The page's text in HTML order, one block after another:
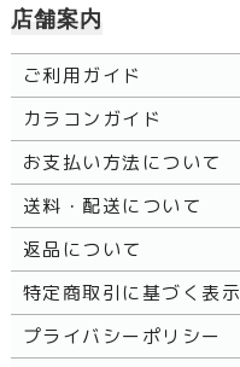
店舗案内
ご利用ガイド
カラコンガイド
お支払い方法について
送料・配送について
返品について
特定商取引に基づく表示
プライバシーポリシー